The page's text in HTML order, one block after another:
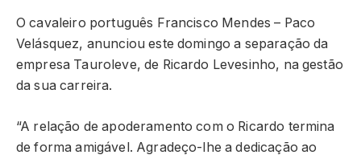
O cavaleiro português Francisco Mendes – Paco
Velásquez, anunciou este domingo a separação da
empresa Tauroleve, de Ricardo Levesinho, na gestão
da sua carreira.
“A relação de apoderamento com o Ricardo termina
de forma amigável. Agradeço-lhe a dedicação ao